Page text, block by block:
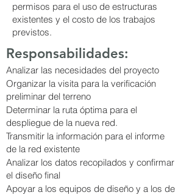
permisos para el uso de estructuras
existentes y el costo de los trabajos
previstos.
Responsabilidades:
Analizar las necesidades del proyecto
Organizar la visita para la verificación
preliminar del terreno
Determinar la ruta óptima para el
despliegue de la nueva red.
Transmitir la información para el informe
de la red existente
Analizar los datos recopilados y confirmar
el diseño final
Apoyar a los equipos de diseño y a los de